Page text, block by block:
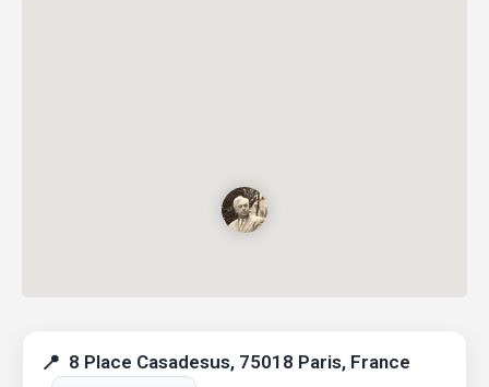
8 Place Casadesus, 75018 Paris, France